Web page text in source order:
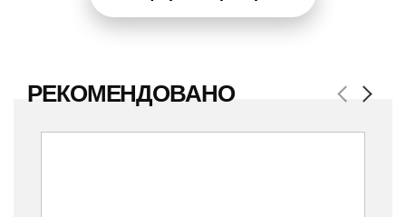
РЕКОМЕНДОВАНО Previous
Next